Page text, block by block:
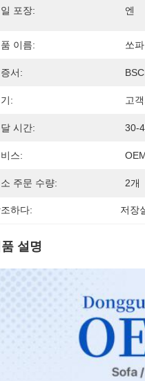
포장: 엔
이름: 쏘
서:
: 고
시간: 30-
스:
주문 수량: 2개
하다: 저장
설명